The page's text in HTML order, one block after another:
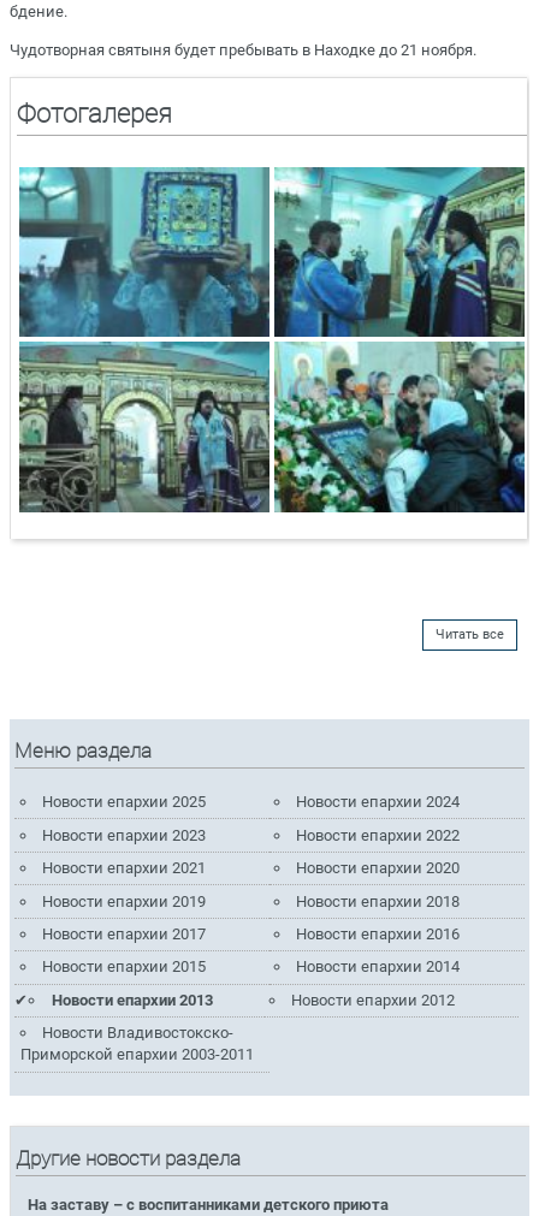
бдение.
Чудотворная святыня будет пребывать в Находке до 21 ноября.
Фотогалерея
Читать все
Меню раздела
Новости епархии 2025
Новости епархии 2024
Новости епархии 2023
Новости епархии 2022
Новости епархии 2021
Новости епархии 2020
Новости епархии 2019
Новости епархии 2018
Новости епархии 2017
Новости епархии 2016
Новости епархии 2015
Новости епархии 2014
Новости епархии 2013
Новости епархии 2012
Новости Владивостокско-
Приморской епархии 2003-2011
Другие новости раздела
На заставу – с воспитанниками детского приюта